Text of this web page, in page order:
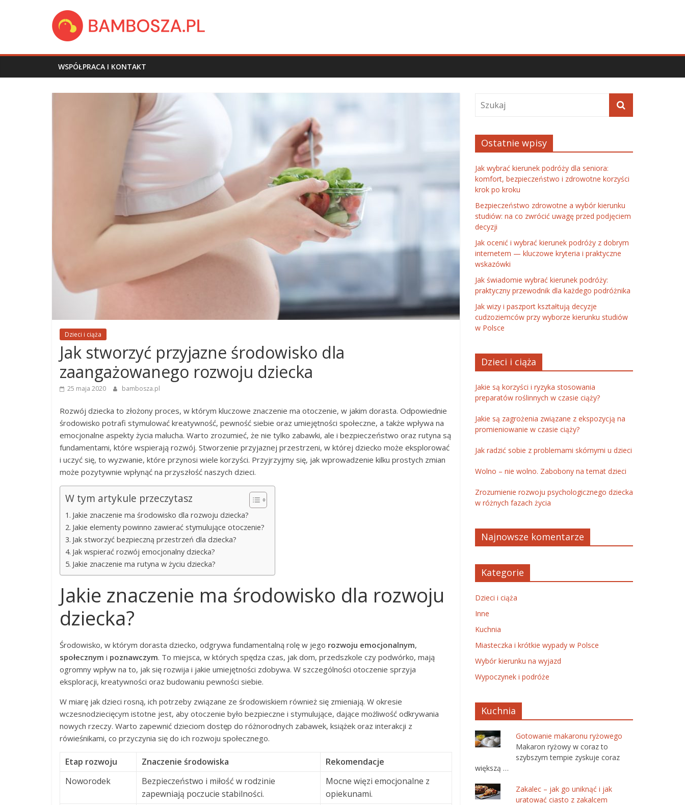
bambosza.pl
WSPÓŁPRACA I KONTAKT
Dzieci i ciąża
Jak stworzyć przyjazne środowisko dla
zaangażowanego rozwoju dziecka
25 maja 2020 bambosza.pl
Rozwój dziecka to złożony proces, w którym kluczowe znaczenie ma otoczenie, w jakim dorasta. Odpowiednie
środowisko potrafi stymulować kreatywność, pewność siebie oraz umiejętności społeczne, a także wpływa na
emocjonalne aspekty życia malucha. Warto zrozumieć, że nie tylko zabawki, ale i bezpieczeństwo oraz rutyna są
fundamentami, które wspierają rozwój. Stworzenie przyjaznej przestrzeni, w której dziecko może eksplorować
i uczyć się, to wyzwanie, które przynosi wiele korzyści. Przyjrzyjmy się, jak wprowadzenie kilku prostych zmian
może pozytywnie wpłynąć na przyszłość naszych dzieci.
W tym artykule przeczytasz
Jakie znaczenie ma środowisko dla rozwoju dziecka?
Jakie elementy powinno zawierać stymulujące otoczenie?
Jak stworzyć bezpieczną przestrzeń dla dziecka?
Jak wspierać rozwój emocjonalny dziecka?
Jakie znaczenie ma rutyna w życiu dziecka?
Jakie znaczenie ma środowisko dla rozwoju
dziecka?
Środowisko, w którym dorasta dziecko, odgrywa fundamentalną rolę w jego rozwoju emocjonalnym,
społecznym i poznawczym. To miejsca, w których spędza czas, jak dom, przedszkole czy podwórko, mają
ogromny wpływ na to, jak się rozwija i jakie umiejętności zdobywa. W szczególności otoczenie sprzyja
eksploracji, kreatywności oraz budowaniu pewności siebie.
W miarę jak dzieci rosną, ich potrzeby związane ze środowiskiem również się zmieniają. W okresie
wczesnodziecięcym istotne jest, aby otoczenie było bezpieczne i stymulujące, dające możliwość odkrywania
nowych rzeczy. Warto zapewnić dzieciom dostęp do różnorodnych zabawek, książek oraz interakcji z
rówieśnikami, co przyczynia się do ich rozwoju społecznego.
Etap rozwoju Znaczenie środowiska
Rekomendacje
Noworodek
Bezpieczeństwo i miłość w rodzinie
zapewniają poczucie stabilności.
Mocne więzi emocjonalne z
opiekunami.
Ostatnie wpisy
Jak wybrać kierunek podróży dla seniora:
komfort, bezpieczeństwo i zdrowotne korzyści
krok po kroku
Bezpieczeństwo zdrowotne a wybór kierunku
studiów: na co zwrócić uwagę przed podjęciem
decyzji
Jak ocenić i wybrać kierunek podróży z dobrym
internetem — kluczowe kryteria i praktyczne
wskazówki
Jak świadomie wybrać kierunek podróży:
praktyczny przewodnik dla każdego podróżnika
Jak wizy i paszport kształtują decyzje
cudzoziemców przy wyborze kierunku studiów
w Polsce
Dzieci i ciąża
Jakie są korzyści i ryzyka stosowania
preparatów roślinnych w czasie ciąży?
Jakie są zagrożenia związane z ekspozycją na
promieniowanie w czasie ciąży?
Jak radzić sobie z problemami skórnymi u dzieci
Wolno – nie wolno. Zabobony na temat dzieci
Zrozumienie rozwoju psychologicznego dziecka
w różnych fazach życia
Najnowsze komentarze
Kategorie
Dzieci i ciąża
Inne
Kuchnia
Miasteczka i krótkie wypady w Polsce
Wybór kierunku na wyjazd
Wypoczynek i podróże
Kuchnia
Gotowanie makaronu ryżowego
Makaron ryżowy w coraz to
szybszym tempie zyskuje coraz
większą …
Zakalec – jak go uniknąć i jak
uratować ciasto z zakalcem